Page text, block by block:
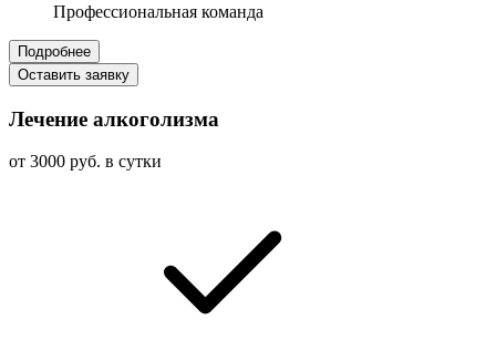
Профессиональная команда
Подробнее
Оставить заявку
Лечение алкоголизма
от 3000 руб. в сутки